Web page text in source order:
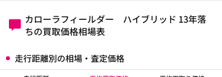
カローラフィールダー ハイブリッド 13年落
ちの買取価格相場表
走行距離別の相場・査定価格